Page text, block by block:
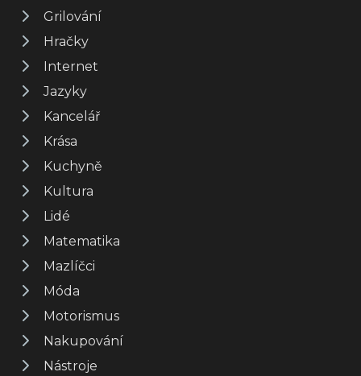
Grilování
Hračky
Internet
Jazyky
Kancelář
Krása
Kuchyně
Kultura
Lidé
Matematika
Mazlíčci
Móda
Motorismus
Nakupování
Nástroje